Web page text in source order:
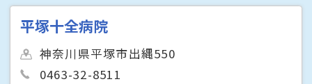
平塚十全病院
神奈川県平塚市出縄550
0463-32-8511